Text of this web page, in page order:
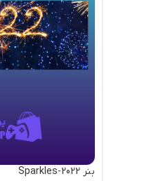
بنر 2022-Sparkles